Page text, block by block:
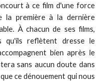
à ce film d'une force
la première à la dernière
À chacun de ses films,
qu'ils reflètent dresse le
bien après le
sans aucun doute dans
ce dénouement qui nous